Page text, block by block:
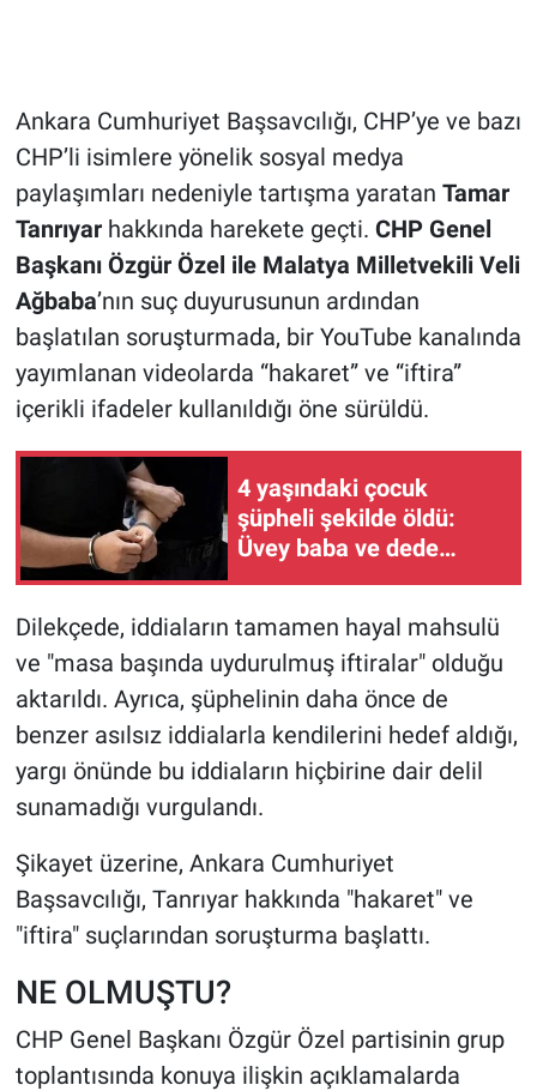
Ankara Cumhuriyet Başsavcılığı, CHP’ye ve bazı
CHP’li isimlere yönelik sosyal medya
paylaşımları nedeniyle tartışma yaratan Tamar
Tanrıyar hakkında harekete geçti. CHP Genel
Başkanı Özgür Özel ile Malatya Milletvekili Veli
Ağbaba’nın suç duyurusunun ardından
başlatılan soruşturmada, bir YouTube kanalında
yayımlanan videolarda “hakaret” ve “iftira”
içerikli ifadeler kullanıldığı öne sürüldü.
4 yaşındaki çocuk
şüpheli şekilde öldü:
Üvey baba ve dede
Dilekçede, iddiaların tamamen hayal mahsulü
ve "masa başında uydurulmuş iftiralar" olduğu
aktarıldı. Ayrıca, şüphelinin daha önce de
benzer asılsız iddialarla kendilerini hedef aldığı,
yargı önünde bu iddiaların hiçbirine dair delil
sunamadığı vurgulandı.
Şikayet üzerine, Ankara Cumhuriyet
Başsavcılığı, Tanrıyar hakkında "hakaret" ve
"iftira" suçlarından soruşturma başlattı.
NE OLMUŞTU?
CHP Genel Başkanı Özgür Özel partisinin grup
toplantısında konuya ilişkin açıklamalarda